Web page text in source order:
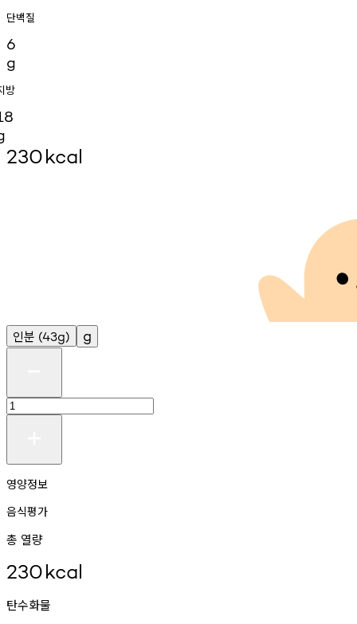
단백질
6
g
방
230kcal
인분 (43g) g
영양정보
음식평가
총 열량
230kcal
탄수화물